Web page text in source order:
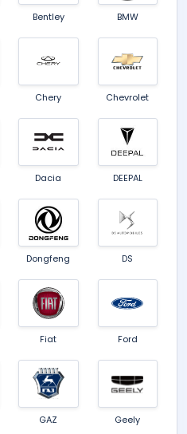
Bentley BMW
Chery Chevrolet
Dacia DEEPAL
Dongfeng DS
Fiat Ford
GAZ Geely